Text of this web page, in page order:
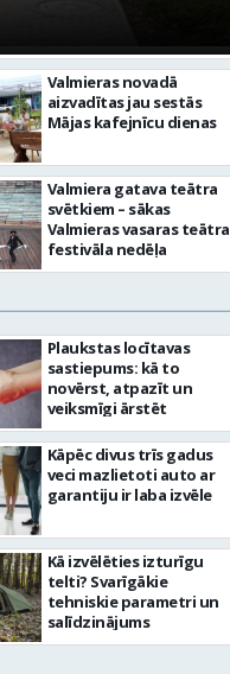
Valmieras novadā
aizvadītas jau sestās
Mājas kafejnīcu dienas
Valmiera gatava teātra
svētkiem – sākas
Valmieras vasaras teātra
festivāla nedēļa
Plaukstas locītavas
sastiepums: kā to
novērst, atpazīt un
veiksmīgi ārstēt
Kāpēc divus trīs gadus
veci mazlietoti auto ar
garantiju ir laba izvēle
Kā izvēlēties izturīgu
telti? Svarīgākie
tehniskie parametri un
salīdzinājums